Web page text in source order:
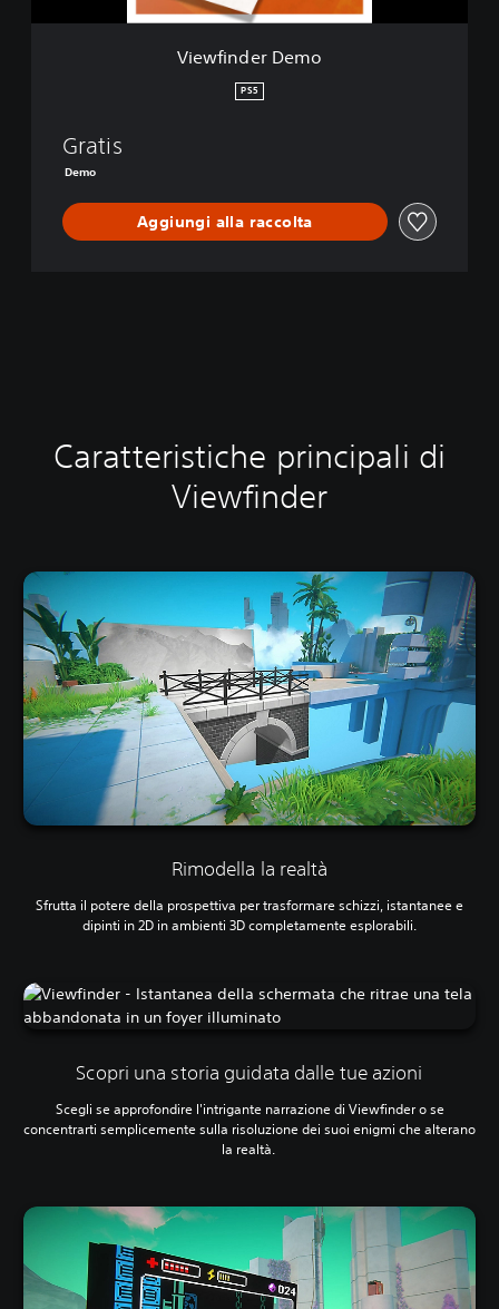
e
Viewfinder Demo
PS5
Gratis
Demo
Aggiungi alla raccolta
Caratteristiche principali di
Viewfinder
Rimodella la realtà
Sfrutta il potere della prospettiva per trasformare schizzi, istantanee e
dipinti in 2D in ambienti 3D completamente esplorabili.
Scopri una storia guidata dalle tue azioni
Scegli se approfondire l'intrigante narrazione di Viewfinder o se
concentrarti semplicemente sulla risoluzione dei suoi enigmi che alterano
la realtà.